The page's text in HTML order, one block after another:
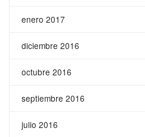
enero 2017
diciembre 2016
octubre 2016
septiembre 2016
julio 2016